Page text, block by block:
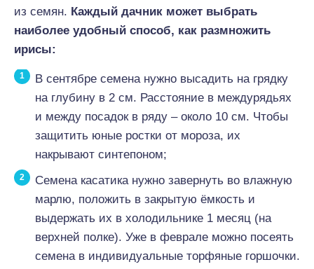
из семян. Каждый дачник может выбрать
наиболее удобный способ, как размножить
ирисы:
В сентябре семена нужно высадить на грядку
на глубину в 2 см. Расстояние в междурядьях
и между посадок в ряду – около 10 см. Чтобы
защитить юные ростки от мороза, их
накрывают синтепоном;
Семена касатика нужно завернуть во влажную
марлю, положить в закрытую ёмкость и
выдержать их в холодильнике 1 месяц (на
верхней полке). Уже в феврале можно посеять
семена в индивидуальные торфяные горшочки.